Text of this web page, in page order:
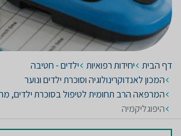
דף הבית יחידות רפואיות
ילדים - חטיבה
המכון לאנדוקרינולוגיה וסוכרת ילדים ונוער
המרפאה הרב תחומית לטיפול בסוכרת ילדים,
היפוגליקמיה